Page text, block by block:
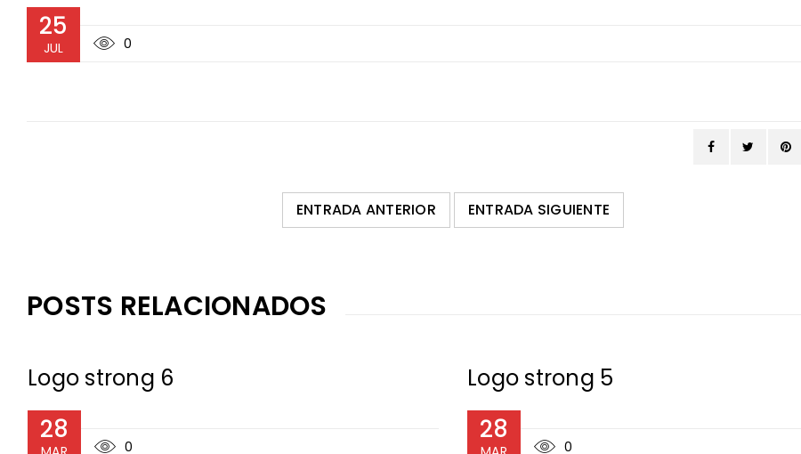
25
JUL 0
ENTRADA ANTERIOR ENTRADA SIGUIENTE
POSTS RELACIONADOS
Logo strong 6
28
0
Logo strong 5
28
0